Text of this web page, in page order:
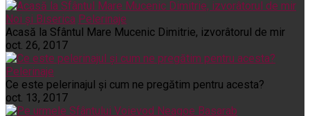
Noi și Biserica Pelerinaje
Acasă la Sfântul Mare Mucenic Dimitrie, izvorâtorul de mir
oct. 26, 2017
Pelerinaje
Ce este pelerinajul şi cum ne pregătim pentru acesta?
oct. 13, 2017